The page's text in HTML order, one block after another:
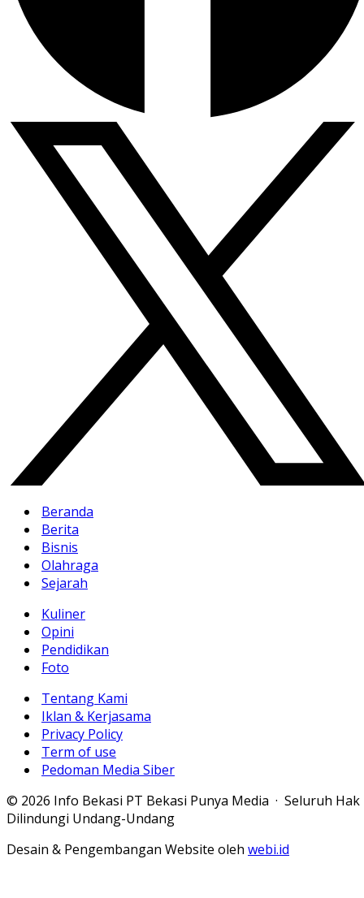
Beranda
Berita
Bisnis
Olahraga
Sejarah
Kuliner
Opini
Pendidikan
Foto
Tentang Kami
Iklan & Kerjasama
Privacy Policy
Term of use
Pedoman Media Siber
© 2026 Info Bekasi PT Bekasi Punya Media · Seluruh Hak
Dilindungi Undang-Undang
Desain & Pengembangan Website oleh webi.id